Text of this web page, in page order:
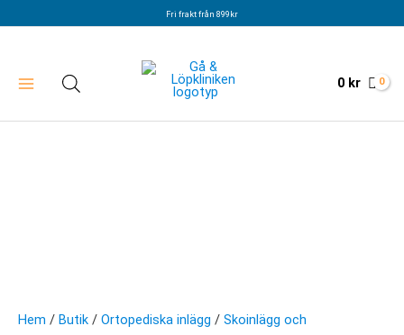
Fri frakt från 899kr
0 kr
Hem / Butik / Ortopediska inlägg / Skoinlägg och